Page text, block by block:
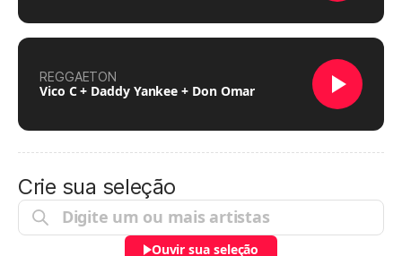
REGGAETON
Vico C + Daddy Yankee + Don Omar
Crie sua seleção
Ouvir sua seleção